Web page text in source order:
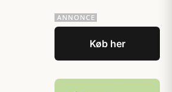
Køb her